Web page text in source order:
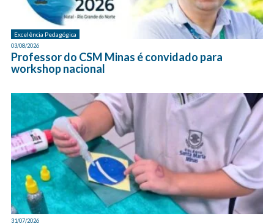
Excelência Pedagógica
03/08/2026
Professor do CSM Minas é convidado para
workshop nacional
31/07/2026